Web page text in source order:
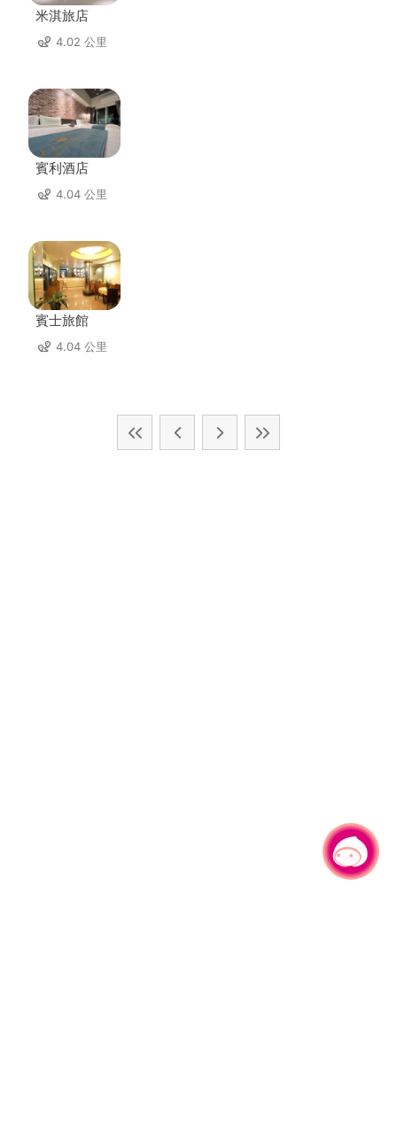
米淇旅店
4.02 公里
賓利酒店
4.04 公里
賓士旅館
4.04 公里